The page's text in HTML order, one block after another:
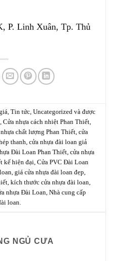
P. Linh Xuân, Tp. Thủ
,Tin tức,Uncategorized và được
,Cửa nhựa cách nhiệt Phan Thiết,
chất lượng Phan Thiết,cửa
thanh,cửa nhựa đài loan giả
Đài Loan Phan Thiết,cửa nhựa
kế hiện đại,Cửa PVC Đài Loan
,giá cửa nhựa đài loan đẹp,
,kích thước cửa nhựa đài loan,
nhựa Đài Loan,Nhà cung cấp
loan.
NGỦ CƯA